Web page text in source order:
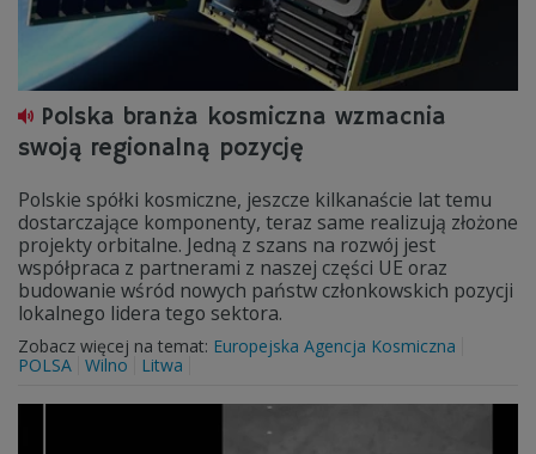
Polska branża kosmiczna wzmacnia
swoją regionalną pozycję
Polskie spółki kosmiczne, jeszcze kilkanaście lat temu
dostarczające komponenty, teraz same realizują złożone
projekty orbitalne. Jedną z szans na rozwój jest
współpraca z partnerami z naszej części UE oraz
budowanie wśród nowych państw członkowskich pozycji
lokalnego lidera tego sektora.
Zobacz więcej na temat: Europejska Agencja Kosmiczna
POLSA Wilno Litwa